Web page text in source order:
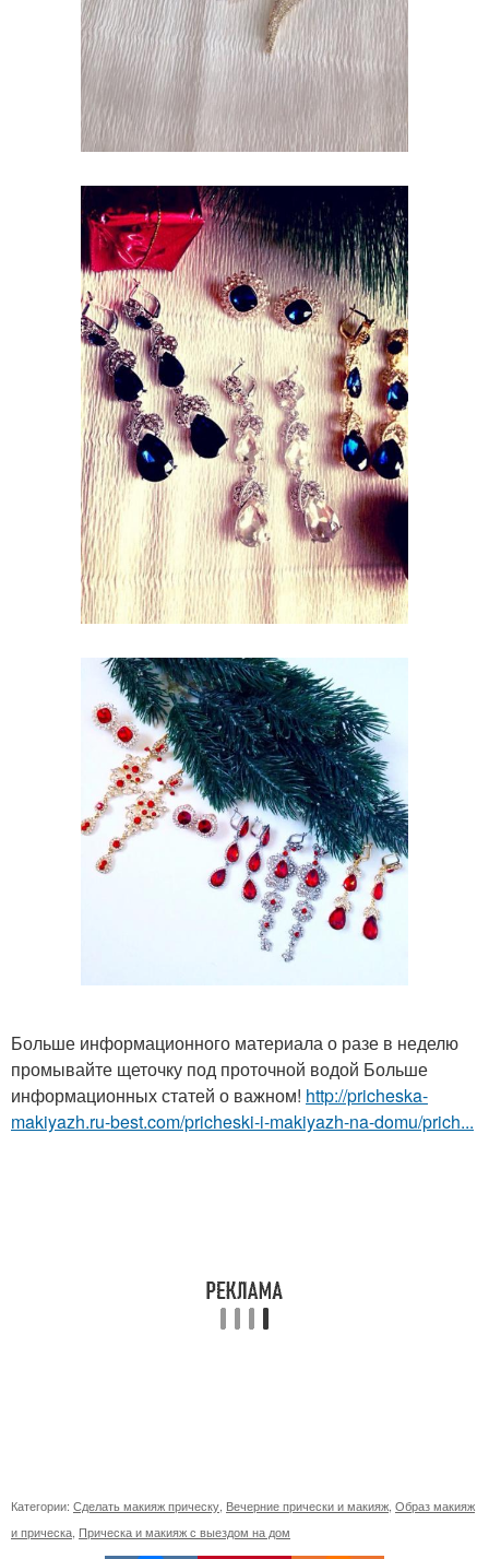
Больше информационного материала о разе в неделю
промывайте щеточку под проточной водой Больше
информационных статей о важном! http://pricheska-
makiyazh.ru-best.com/pricheski-i-makiyazh-na-domu/prich...
Категории: Сделать макияж прическу Вечерние прически и макияж Образ макияж
и прическа Прическа и макияж с выездом на дом